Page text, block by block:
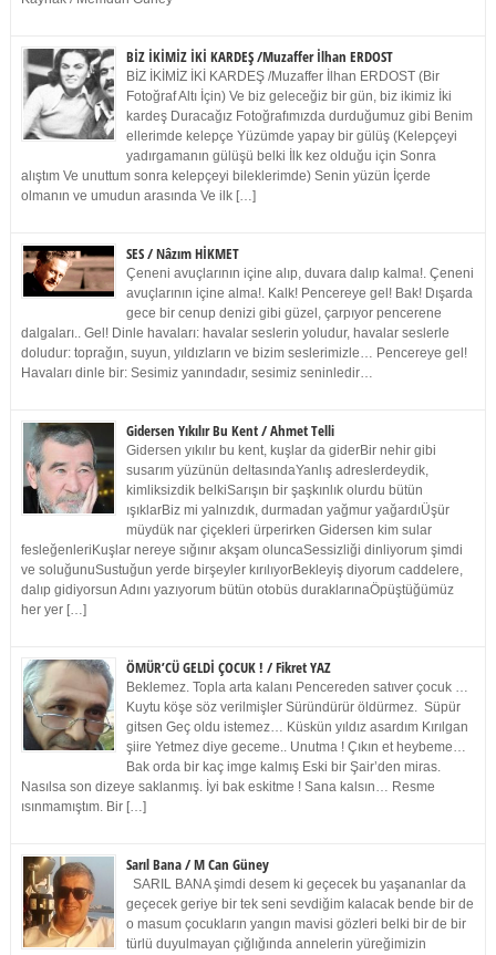
BİZ İKİMİZ İKİ KARDEŞ /Muzaffer İlhan ERDOST
BİZ İKİMİZ İKİ KARDEŞ /Muzaffer İlhan ERDOST (Bir
Fotoğraf Altı İçin) Ve biz geleceğiz bir gün, biz ikimiz İki
kardeş Duracağız Fotoğrafımızda durduğumuz gibi Benim
ellerimde kelepçe Yüzümde yapay bir gülüş (Kelepçeyi
yadırgamanın gülüşü belki İlk kez olduğu için Sonra
alıştım Ve unuttum sonra kelepçeyi bileklerimde) Senin yüzün İçerde
olmanın ve umudun arasında Ve ilk […]
SES / Nâzım HİKMET
Çeneni avuçlarının içine alıp, duvara dalıp kalma!. Çeneni
avuçlarının içine alma!. Kalk! Pencereye gel! Bak! Dışarda
gece bir cenup denizi gibi güzel, çarpıyor pencerene
dalgaları.. Gel! Dinle havaları: havalar seslerin yoludur, havalar seslerle
doludur: toprağın, suyun, yıldızların ve bizim seslerimizle… Pencereye gel!
Havaları dinle bir: Sesimiz yanındadır, sesimiz seninledir…
Gidersen Yıkılır Bu Kent / Ahmet Telli
Gidersen yıkılır bu kent, kuşlar da giderBir nehir gibi
susarım yüzünün deltasındaYanlış adreslerdeydik,
kimliksizdik belkiSarışın bir şaşkınlık olurdu bütün
ışıklarBiz mi yalnızdık, durmadan yağmur yağardıÜşür
müydük nar çiçekleri ürperirken Gidersen kim sular
fesleğenleriKuşlar nereye sığınır akşam oluncaSessizliği dinliyorum şimdi
ve soluğunuSustuğun yerde birşeyler kırılıyorBekleyiş diyorum caddelere,
dalıp gidiyorsun Adını yazıyorum bütün otobüs duraklarınaÖpüştüğümüz
her yer […]
ÖMÜR’CÜ GELDİ ÇOCUK ! / Fikret YAZ
Beklemez. Topla arta kalanı Pencereden satıver çocuk …
Kuytu köşe söz verilmişler Süründürür öldürmez. Süpür
gitsen Geç oldu istemez… Küskün yıldız asardım Kırılgan
şiire Yetmez diye geceme.. Unutma ! Çıkın et heybeme…
Bak orda bir kaç imge kalmış Eski bir Şair’den miras.
Nasılsa son dizeye saklanmış. İyi bak eskitme ! Sana kalsın… Resme
ısınmamıştım. Bir […]
Sarıl Bana / M Can Güney
SARIL BANA şimdi desem ki geçecek bu yaşananlar da
geçecek geriye bir tek seni sevdiğim kalacak bende bir de
o masum çocukların yangın mavisi gözleri belki bir de bir
türlü duyulmayan çığlığında annelerin yüreğimizin